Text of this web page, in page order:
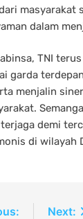
masyarakat
dalam
TNI
garda
menjalin
demi
di wilayah
Next: